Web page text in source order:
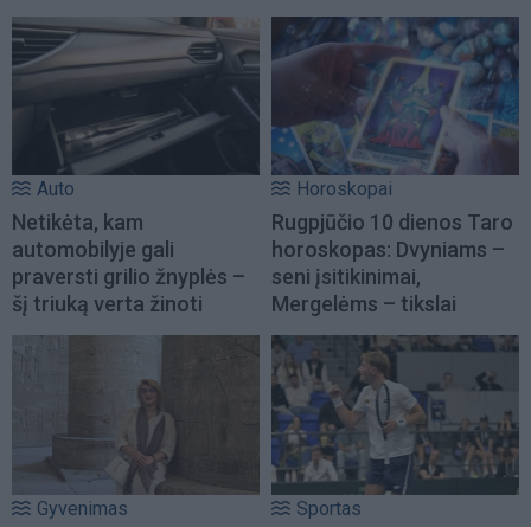
Auto
Netikėta, kam
automobilyje gali
praversti grilio žnyplės –
šį triuką verta žinoti
Horoskopai
Rugpjūčio 10 dienos Taro
horoskopas: Dvyniams –
seni įsitikinimai,
Mergelėms – tikslai
Gyvenimas Sportas